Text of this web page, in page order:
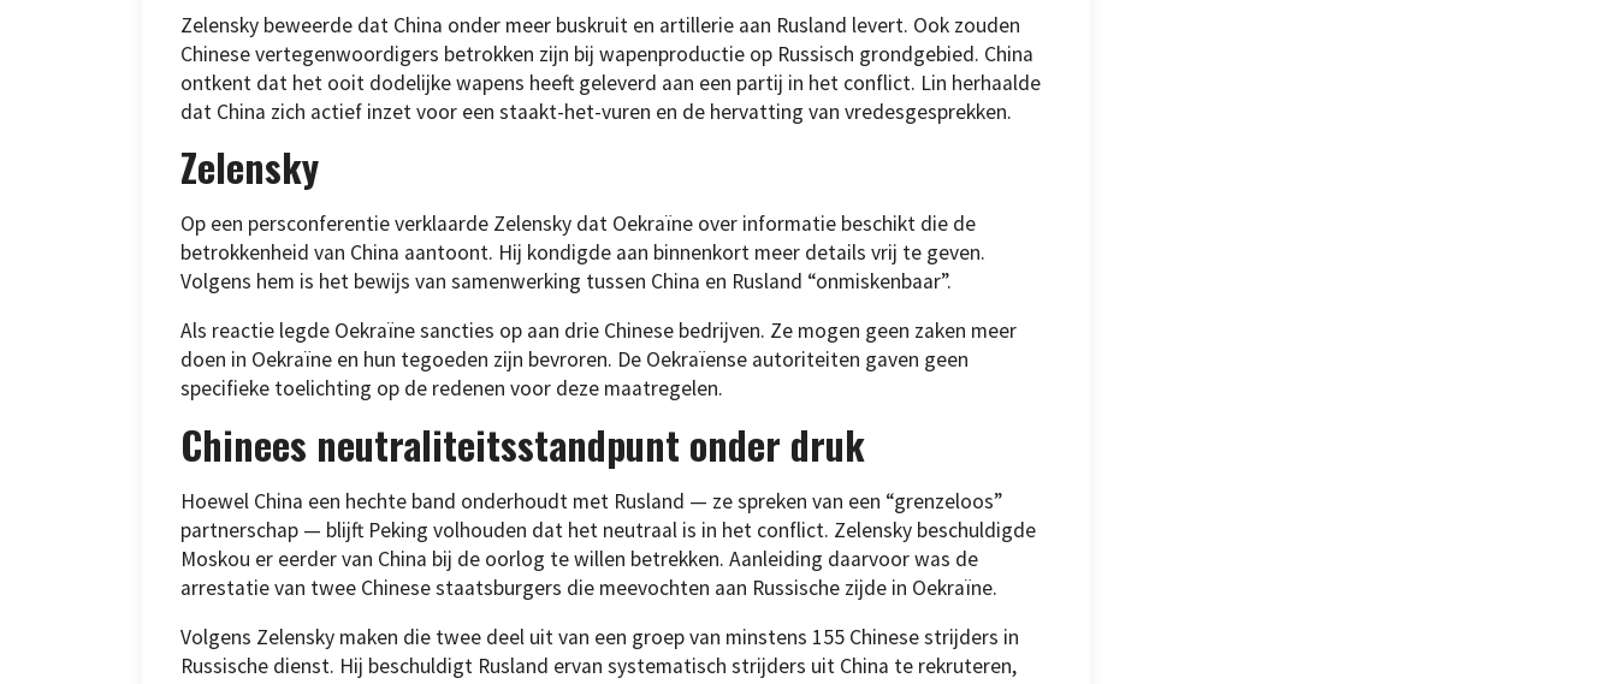
Zelensky beweerde dat China onder meer buskruit en artillerie aan Rusland levert. Ook zouden
Chinese vertegenwoordigers betrokken zijn bij wapenproductie op Russisch grondgebied. China
ontkent dat het ooit dodelijke wapens heeft geleverd aan een partij in het conflict. Lin herhaalde
dat China zich actief inzet voor een staakt-het-vuren en de hervatting van vredesgesprekken.
Zelensky
Op een persconferentie verklaarde Zelensky dat Oekraïne over informatie beschikt die de
betrokkenheid van China aantoont. Hij kondigde aan binnenkort meer details vrij te geven.
Volgens hem is het bewijs van samenwerking tussen China en Rusland “onmiskenbaar”.
Als reactie legde Oekraïne sancties op aan drie Chinese bedrijven. Ze mogen geen zaken meer
doen in Oekraïne en hun tegoeden zijn bevroren. De Oekraïense autoriteiten gaven geen
specifieke toelichting op de redenen voor deze maatregelen.
Chinees neutraliteitsstandpunt onder druk
Hoewel China een hechte band onderhoudt met Rusland — ze spreken van een “grenzeloos”
partnerschap — blijft Peking volhouden dat het neutraal is in het conflict. Zelensky beschuldigde
Moskou er eerder van China bij de oorlog te willen betrekken. Aanleiding daarvoor was de
arrestatie van twee Chinese staatsburgers die meevochten aan Russische zijde in Oekraïne.
Volgens Zelensky maken die twee deel uit van een groep van minstens 155 Chinese strijders in
Russische dienst. Hij beschuldigt Rusland ervan systematisch strijders uit China te rekruteren,